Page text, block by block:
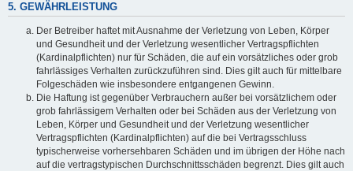
5. GEWÄHRLEISTUNG
Der Betreiber haftet mit Ausnahme der Verletzung von Leben, Körper
und Gesundheit und der Verletzung wesentlicher Vertragspflichten
(Kardinalpflichten) nur für Schäden, die auf ein vorsätzliches oder grob
fahrlässiges Verhalten zurückzuführen sind. Dies gilt auch für mittelbare
Folgeschäden wie insbesondere entgangenen Gewinn.
Die Haftung ist gegenüber Verbrauchern außer bei vorsätzlichem oder
grob fahrlässigem Verhalten oder bei Schäden aus der Verletzung von
Leben, Körper und Gesundheit und der Verletzung wesentlicher
Vertragspflichten (Kardinalpflichten) auf die bei Vertragsschluss
typischerweise vorhersehbaren Schäden und im übrigen der Höhe nach
auf die vertragstypischen Durchschnittsschäden begrenzt. Dies gilt auch